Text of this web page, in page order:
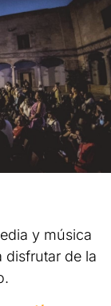
y música
disfrutar de la